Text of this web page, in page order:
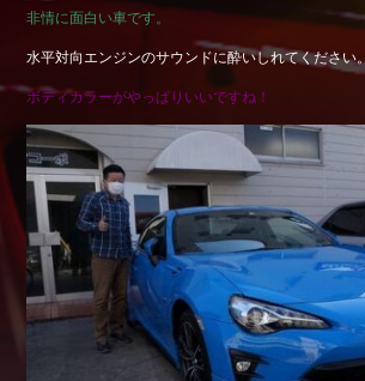
Shop info.
店舗紹介
Company
会社概要
非情に面白い車です。
水平対向エンジンのサウンドに酔いしれてください。
ボディカラーがやっぱりいいですね！